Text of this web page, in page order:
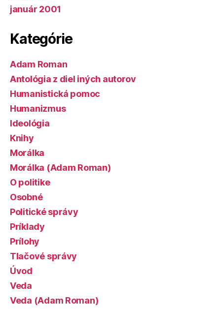
január 2001
Kategórie
Adam Roman
Antológia z diel iných autorov
Humanistická pomoc
Humanizmus
Ideológia
Knihy
Morálka
Morálka (Adam Roman)
O politike
Osobné
Politické správy
Príklady
Prílohy
Tlačové správy
Úvod
Veda
Veda (Adam Roman)